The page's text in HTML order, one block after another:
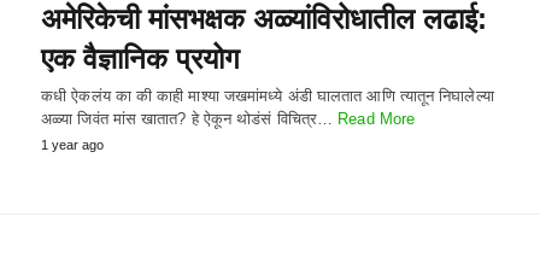
अमेरिकेची मांसभक्षक अळ्यांविरोधातील लढाई:
एक वैज्ञानिक प्रयोग
कधी ऐकलंय का की काही माश्या जखमांमध्ये अंडी घालतात आणि त्यातून निघालेल्या
अळ्या जिवंत मांस खातात? हे ऐकून थोडंसं विचित्र… Read More
1 year ago